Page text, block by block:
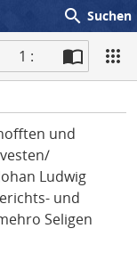
search Suchen
1 :
und
Ludwig
und
Seligen